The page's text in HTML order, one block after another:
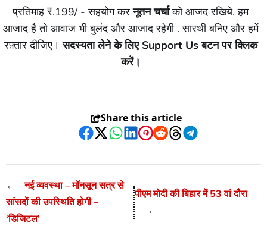
प्रतिमाह ₹.199/ - सहयोग करनूतन चर्चाको आजद रखिये. हम
आजाद है तो आवाज भी बुलंद और आजाद रहेगी . सारथी बनिए और हमें
रफ़्तार दीजिए।सदस्यता लेने के लिए Support Us बटन पर क्लिक
करें।
Share this article
Facebook
TwitterWhatsApp
LinkedInPinterest
RedditThreadsTelegram
←
नई व्यवस्था – मॉनसून सत्र से
सांसदों की उपस्थिति होगी –
‘डिजिटल’
पीएम मोदी की बिहार में 53 वां दौरा
→